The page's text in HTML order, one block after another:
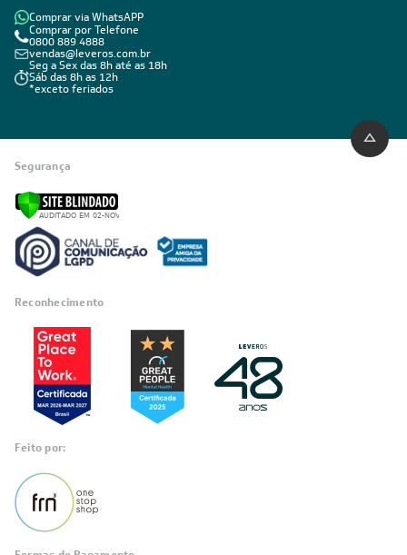
Comprar via WhatsAPP
Comprar por Telefone
0800 889 4888
vendas@leveros.com.br
Seg a Sex das 8h até as 18h
Sáb das 8h as 12h
*exceto feriados
Segurança
Reconhecimento
Feito por: